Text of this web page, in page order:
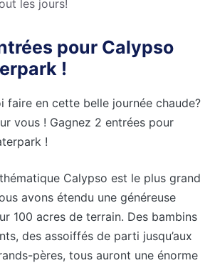
les jours!
pour Calypso
!
faire en cette belle journée chaude?
vous ! Gagnez 2 entrées pour
!
Calypso est le plus grand
avons étendu une généreuse
100 acres de terrain. Des bambins
des assoiffés de parti jusqu’aux
pères, tous auront une énorme